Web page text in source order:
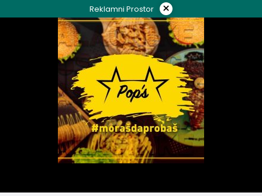
to
Reklamni Prostor ×